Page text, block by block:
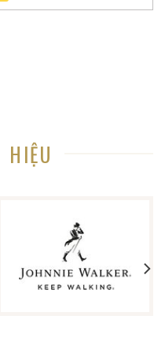
hài hòa giữa rượu và
HIỆU